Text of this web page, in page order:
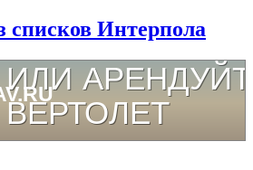
списков Интерпола